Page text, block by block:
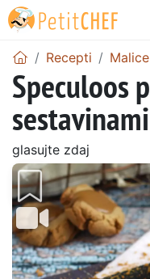
Recepti Malice
Speculoos
sestavinami
glasujte zdaj